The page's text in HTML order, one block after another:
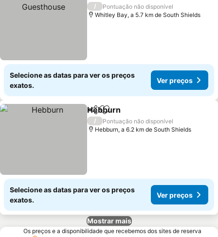
/
Pontuação não disponível
Whitley Bay, a 5.7 km de South Shields
Selecione as datas para ver os preços
exatos.
Ver preços
PartilharAdicionar aos favoritos
Hebburn
/
Pontuação não disponível
Hebburn, a 6.2 km de South Shields
Selecione as datas para ver os preços
exatos.
Ver preços
Mostrar mais
Os preços e a disponibilidade que recebemos dos sites de reserva